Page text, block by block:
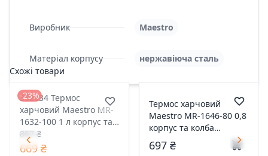
Виробник Maestro
Матеріал корпусу
нержавіюча сталь
Схожі товари
-23%
332034 Термос
харчовий Maestro MR-
1632-100 1 л корпус та
колба нержавійка з
ручкою
867 ₴
669 ₴
Термос харчовий
Maestro MR-1646-80 0,8
корпус та колба
нержавійка з ручкою
697 ₴